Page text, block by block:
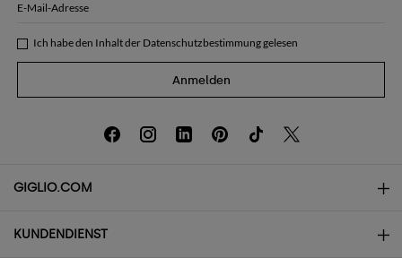
E-Mail-Adresse
Ich habe den Inhalt der Datenschutzbestimmunggelesen
Anmelden
GIGLIO.COM
Über uns
KUNDENDIENST